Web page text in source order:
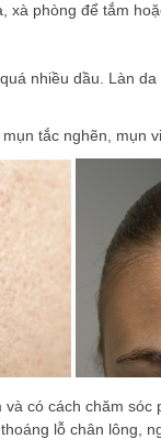
phòng để tắm
nhiều dầu. Làn
tắc nghẽn, mụn
có cách chăm
lỗ chân lông,